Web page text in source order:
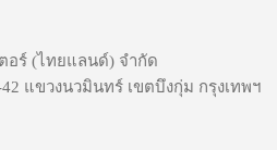
อร์ (ไทยแลนด์) จำกัด
แขวงนวมินทร์ เขตบึงกุ่ม กรุงเทพฯ